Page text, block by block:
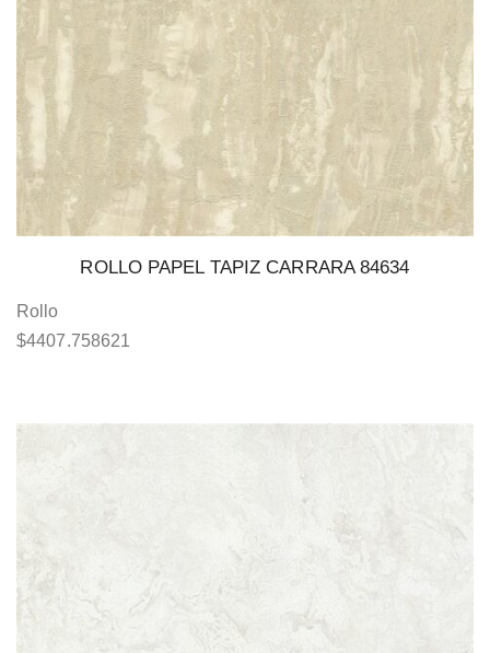
ROLLO PAPEL TAPIZ CARRARA 84634
Rollo
$4407.758621